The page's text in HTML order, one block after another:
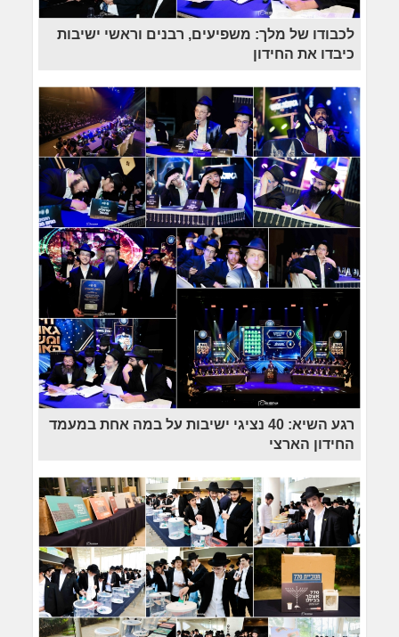
לכבודו של מלך: משפיעים, רבנים וראשי ישיבות
כיבדו את החידון
רגע השיא: 40 נציגי ישיבות על במה אחת במעמד
החידון הארצי